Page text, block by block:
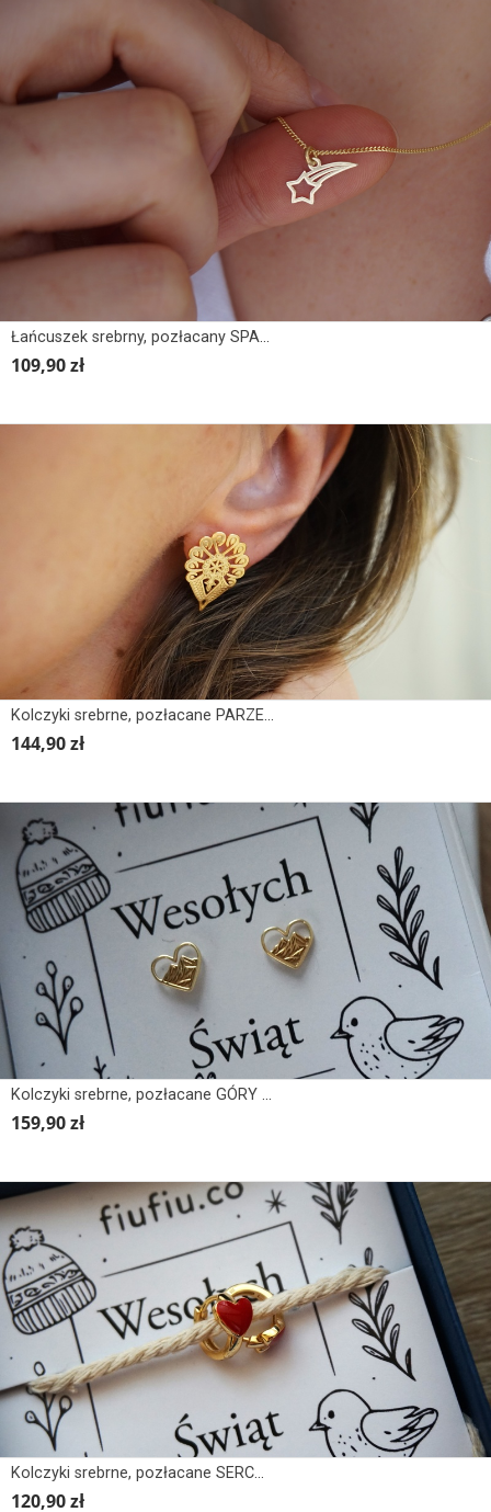
Łańcuszek srebrny, pozłacany SPADAJĄCA GWIAZDKA
109,90 zł
Kolczyki srebrne, pozłacane PARZENICA GÓRSKA
144,90 zł
Kolczyki srebrne, pozłacane GÓRY W SERCU 4
159,90 zł
Kolczyki srebrne, pozłacane SERCA CZERWONE, EMALIA, KOLOR
120,90 zł